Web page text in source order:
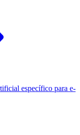
específico para e-